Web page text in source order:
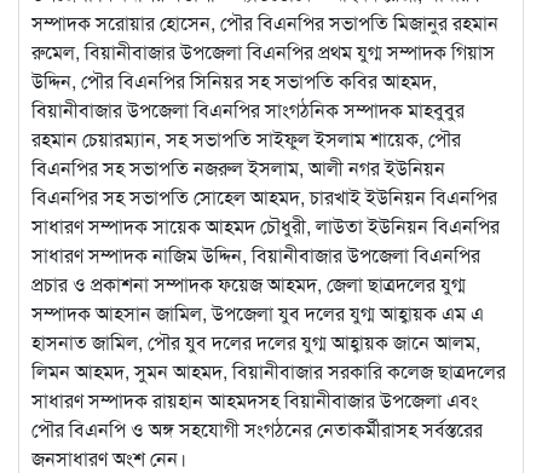
সম্পাদক সরোয়ার হোসেন, পৌর বিএনপির সভাপতি মিজানুর রহমান
রুমেল, বিয়ানীবাজার উপজেলা বিএনপির প্রথম যুগ্ম সম্পাদক গিয়াস
উদ্দিন, পৌর বিএনপির সিনিয়র সহ সভাপতি কবির আহমদ,
বিয়ানীবাজার উপজেলা বিএনপির সাংগঠনিক সম্পাদক মাহবুবুর
রহমান চেয়ারম্যান, সহ সভাপতি সাইফুল ইসলাম শায়েক, পৌর
বিএনপির সহ সভাপতি নজরুল ইসলাম, আলী নগর ইউনিয়ন
বিএনপির সহ সভাপতি সোহেল আহমদ, চারখাই ইউনিয়ন বিএনপির
সাধারণ সম্পাদক সায়েক আহমদ চৌধুরী, লাউতা ইউনিয়ন বিএনপির
সাধারণ সম্পাদক নাজিম উদ্দিন, বিয়ানীবাজার উপজেলা বিএনপির
প্রচার ও প্রকাশনা সম্পাদক ফয়েজ আহমদ, জেলা ছাত্রদলের যুগ্ম
সম্পাদক আহসান জামিল, উপজেলা যুব দলের যুগ্ম আহ্বায়ক এম এ
হাসনাত জামিল, পৌর যুব দলের দলের যুগ্ম আহ্বায়ক জানে আলম,
লিমন আহমদ, সুমন আহমদ, বিয়ানীবাজার সরকারি কলেজ ছাত্রদলের
সাধারণ সম্পাদক রায়হান আহমদসহ বিয়ানীবাজার উপজেলা এবং
পৌর বিএনপি ও অঙ্গ সহযোগী সংগঠনের নেতাকর্মীরাসহ সর্বস্তরের
জনসাধারণ অংশ নেন।